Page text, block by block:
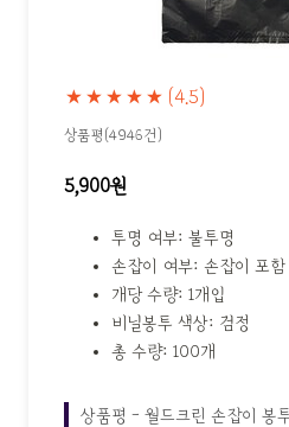
★★★★★ (4.5)
상품평(4946건)
5,900원
투명 여부: 불투명
손잡이 여부: 손잡이 포함
개당 수량: 1개입
비닐봉투 색상: 검정
총 수량: 100개
상품평 - 월드크린 손잡이 봉